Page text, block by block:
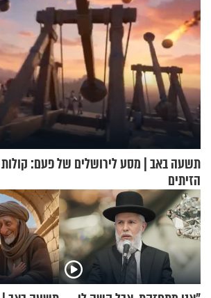
תשעה באב | מסע לירושלים של פעם:
הזיתים